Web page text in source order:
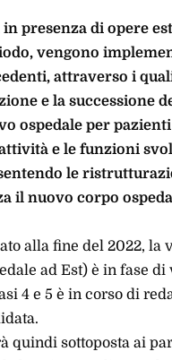
presenza di opere
vengono
attraverso i
e la successione
ospedale per
e le funzioni
le
il nuovo corpo
alla fine del 2022, la
ad Est) è in fase di
4 e 5 è in corso di
quindi sottoposta ai